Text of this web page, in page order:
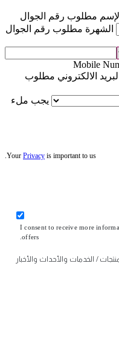
لإسم مطلوب رقم الجوال
الشهرة مطلوب رقم الجوال
Mobile
البريد الالكتروني مطلوب
يجب ملء
Your Privacy is important to us.
I consent to receive more
offers.
/ الخدمات والأحداث والأخبار